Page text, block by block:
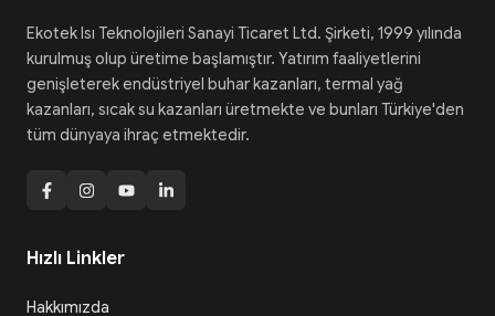
Ekotek Isı Teknolojileri Sanayi Ticaret Ltd. Şirketi, 1999 yılında
kurulmuş olup üretime başlamıştır. Yatırım faaliyetlerini
genişleterek endüstriyel buhar kazanları, termal yağ
kazanları, sıcak su kazanları üretmekte ve bunları Türkiye'den
tüm dünyaya ihraç etmektedir.
Hızlı Linkler
Hakkımızda